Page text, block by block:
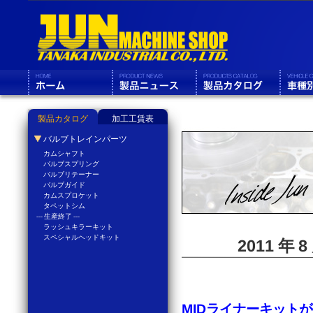
2011 年
MIDライナーキット
製品カタログ 加工工賃表
バルブトレインパーツ
カムシャフト
バルブスプリング
バルブリテーナー
バルブガイド
カムスプロケット
タペットシム
--- 生産終了 ---
ラッシュキラーキット
スペシャルヘッドキット